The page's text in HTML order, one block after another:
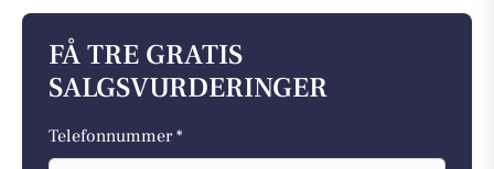
FÅ TRE GRATIS
SALGSVURDERINGER
Telefonnummer *